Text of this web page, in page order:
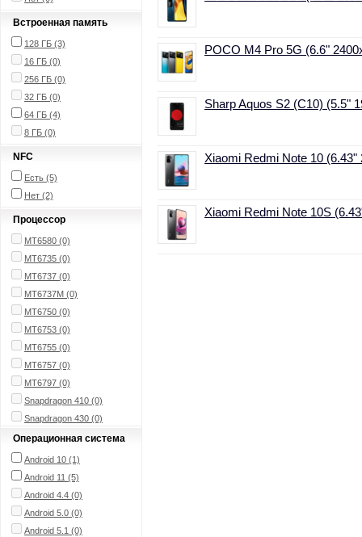
Встроенная память
128 ГБ (3)
16 ГБ (0)
256 ГБ (0)
32 ГБ (0)
64 ГБ (4)
8 ГБ (0)
NFC
Есть (5)
Нет (2)
Процессор
MT6580 (0)
MT6735 (0)
MT6737 (0)
MT6737M (0)
MT6750 (0)
MT6753 (0)
MT6755 (0)
MT6757 (0)
MT6797 (0)
Snapdragon 410 (0)
Snapdragon 430 (0)
Snapdragon 625 (0)
Операционная система
Android 10 (1)
Android 11 (5)
Android 4.4 (0)
Android 5.0 (0)
Android 5.1 (0)
POCO M4 Pro 5G (6.6"
Sharp Aquos S2 (C10) (5.5"
Xiaomi Redmi Note 10
Xiaomi Redmi Note 10S